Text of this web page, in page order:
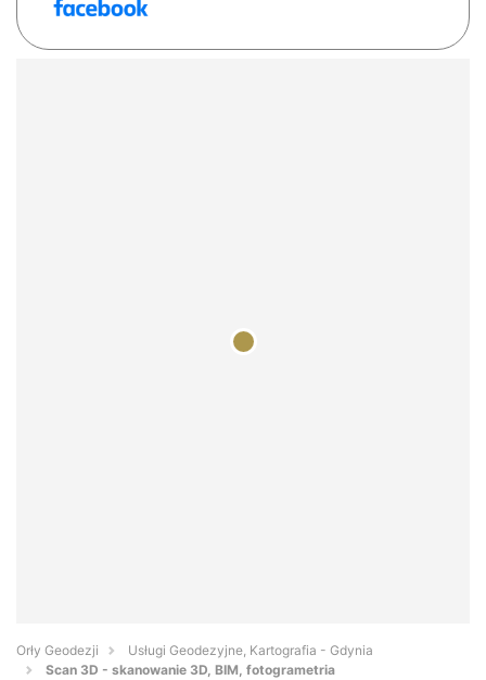
Orły Geodezji
Usługi Geodezyjne, Kartografia - Gdynia
Scan 3D - skanowanie 3D, BIM, fotogrametria